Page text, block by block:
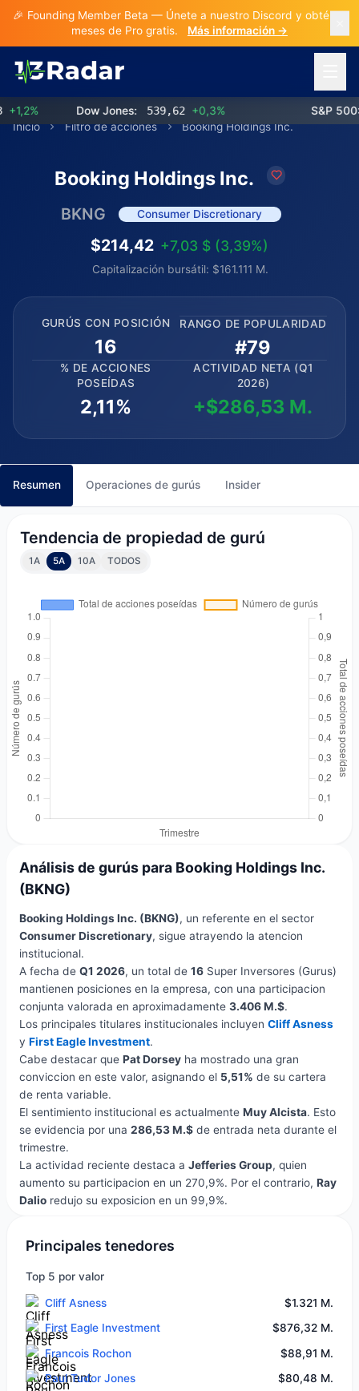
🎉 Founding Member Beta — Únete a nuestro Discord y obtén 3
meses de Pro gratis.
Más información →
Dow Jones: 539,62 +0,3% S&P 500:
Inicio
Filtro de acciones Booking Holdings Inc.
Booking Holdings Inc.
BKNG Consumer Discretionary
$214,42 +7,03 $ (3,39%)
Capitalización bursátil: $161.111 M.
GURÚS CON POSICIÓN
16
RANGO DE POPULARIDAD
#79
% DE ACCIONES
POSEÍDAS
2,11%
ACTIVIDAD NETA (Q1
2026)
+$286,53 M.
Resumen Operaciones de gurús Insider
Tendencia de propiedad de gurú
1A 5A 10A TODOS
Análisis de gurús para Booking Holdings Inc.
(BKNG)
Booking Holdings Inc. (BKNG), un referente en el sector
Consumer Discretionary, sigue atrayendo la atencion
institucional.
A fecha de Q1 2026, un total de 16Super Inversores (Gurus)
mantienen posiciones en la empresa, con una participacion
conjunta valorada en aproximadamente 3.406 M.$.
Los principales titulares institucionales incluyen Cliff Asness
y First Eagle Investment.
Cabe destacar que Pat Dorseyha mostrado una gran
conviccion en este valor, asignando el 5,51% de su cartera
de renta variable.
El sentimiento institucional es actualmente Muy Alcista. Esto
se evidencia por una 286,53 M.$de entrada neta durante el
trimestre.
La actividad reciente destaca a Jefferies Group, quien
aumento su participacion en un 270,9%. Por el contrario, Ray
Dalioredujo su exposicion en un 99,9%.
Principales tenedores
Top 5 por valor
Cliff Asness
$1.321 M.
First Eagle Investment
$876,32 M.
Francois Rochon
$88,91 M.
Paul Tudor Jones
$80,48 M.